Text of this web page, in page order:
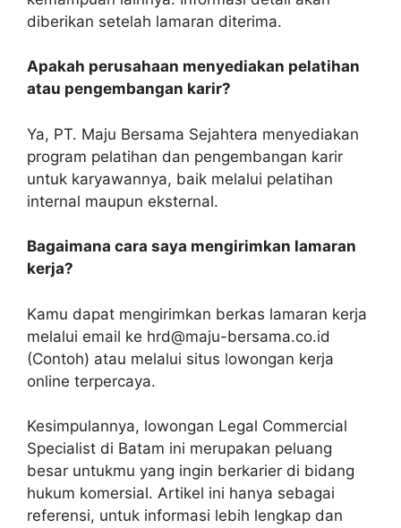
diberikan setelah lamaran diterima.
Apakah perusahaan menyediakan pelatihan
atau pengembangan karir?
Ya, PT. Maju Bersama Sejahtera menyediakan
program pelatihan dan pengembangan karir
untuk karyawannya, baik melalui pelatihan
internal maupun eksternal.
Bagaimana cara saya mengirimkan lamaran
kerja?
Kamu dapat mengirimkan berkas lamaran kerja
melalui email ke hrd@maju-bersama.co.id
(Contoh) atau melalui situs lowongan kerja
online terpercaya.
Kesimpulannya, lowongan Legal Commercial
Specialist di Batam ini merupakan peluang
besar untukmu yang ingin berkarier di bidang
hukum komersial. Artikel ini hanya sebagai
referensi, untuk informasi lebih lengkap dan